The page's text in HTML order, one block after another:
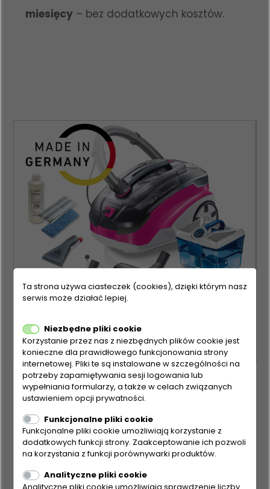
miesięcy – bez dodatkowych kosztów.
Ta strona używa ciasteczek (cookies), dzięki którym nasz
serwis może działać lepiej.
Niezbędne pliki cookie
Korzystanie przez nas z niezbędnych plików cookie jest
konieczne dla prawidłowego funkcjonowania strony
internetowej. Pliki te są instalowane w szczególności na
potrzeby zapamiętywania sesji logowania lub
wypełniania formularzy, a także w celach związanych
ustawieniem opcji prywatności.
Funkcjonalne pliki cookie
Funkcjonalne pliki cookie umożliwiają korzystanie z
dodatkowych funkcji strony. Zaakceptowanie ich pozwoli
na korzystania z funkcji porównywarki produktów.
Analityczne pliki cookie